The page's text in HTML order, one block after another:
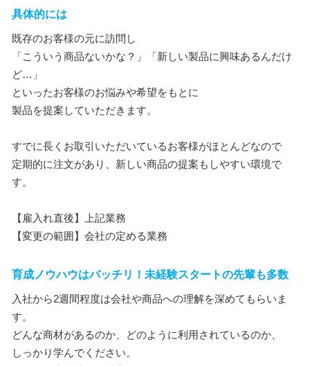
具体的には
既存のお客様の元に訪問し
「こういう商品ないかな？」「新しい製品に興味あるんだけ
ど…」
といったお客様のお悩みや希望をもとに
製品を提案していただきます。
すでに長くお取引いただいているお客様がほとんどなので
定期的に注文があり、新しい商品の提案もしやすい環境で
す。
【雇入れ直後】上記業務
【変更の範囲】会社の定める業務
育成ノウハウはバッチリ！未経験スタートの先輩も多数
入社から2週間程度は会社や商品への理解を深めてもらいま
す。
どんな商材があるのか、どのように利用されているのか、
しっかり学んでください。